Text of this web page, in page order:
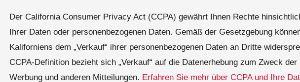
Der California Consumer Privacy Act (CCPA) gewährt Ihnen Rechte
Ihrer Daten oder personenbezogenen Daten. Gemäß der Gesetzgebung
Kaliforniens dem „Verkauf“ ihrer personenbezogenen Daten an Dritte
CCPA-Definition bezieht sich „Verkauf“ auf die Datenerhebung zum Zweck
Werbung und anderen Mitteilungen. Erfahren Sie mehr über CCPA und Ihre